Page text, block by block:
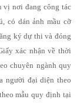
vị nơi đang công tác
có dán ảnh mầu cỡ
ký dự thi và đóng
xác nhận về thời
chuyên ngành quy
người đại diện theo
mẫu quy định tại